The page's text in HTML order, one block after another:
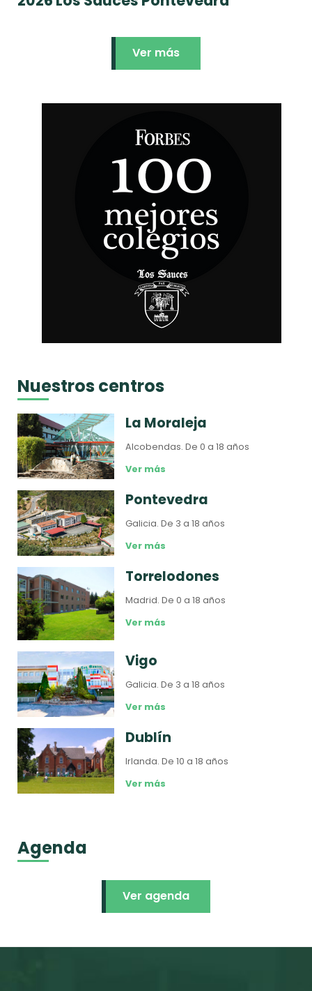
Ver más
Nuestros centros
La Moraleja
Alcobendas.De 0 a 18 años
Ver más
Pontevedra
Galicia.De 3 a 18 años
Ver más
Torrelodones
Madrid.De 0 a 18 años
Ver más
Vigo
Galicia.De 3 a 18 años
Ver más
Dublín
Irlanda.De 10 a 18 años
Ver más
Agenda
Ver agenda